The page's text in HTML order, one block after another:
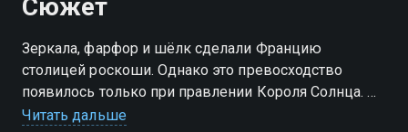
Сюжет
Зеркала, фарфор и шёлк сделали Францию
столицей роскоши. Однако это превосходство
появилось только при правлении Короля Солнца. До
него Франция импортировала всё по высокой цене
Читать дальше